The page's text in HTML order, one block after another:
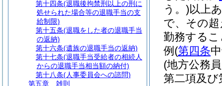
う。)以上
で、その
勤務する
例 (第四条
(地方公務
第二項及
第十四条(退職後拘禁刑以上の刑に
処せられた場合等の退職手当の支
給制限)
第十五条(退職をした者の退職手当
の返納)
第十六条(遺族の退職手当の返納)
第十七条(退職手当受給者の相続人
からの退職手当相当額の納付)
第十八条(人事委員会への諮問)
第五章
雑則